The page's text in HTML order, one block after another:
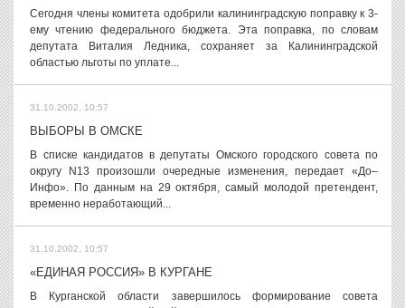
Сегодня члены комитета одобрили калининградскую поправку к 3-
ему чтению федерального бюджета. Эта поправка, по словам
депутата Виталия Ледника, сохраняет за Калининградской
областью льготы по уплате...
31.10.2002, 10:57
ВЫБОРЫ В ОМСКЕ
В списке кандидатов в депутаты Омского городского совета по
округу N13 произошли очередные изменения, передает «До–
Инфо». По данным на 29 октября, cамый молодой претендент,
временно неработающий...
31.10.2002, 10:57
«ЕДИНАЯ РОССИЯ» В КУРГАНЕ
В Курганской области завершилось формирование совета